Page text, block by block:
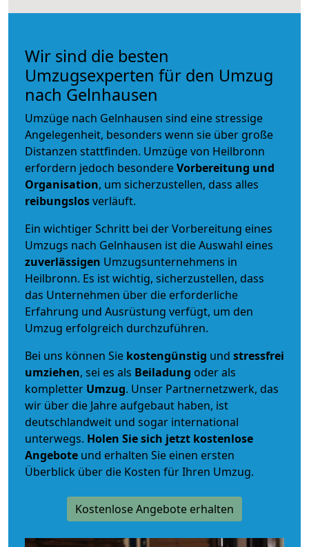
Wir sind die besten
Umzugsexperten für den Umzug
nach Gelnhausen
Umzüge nach Gelnhausen sind eine stressige
Angelegenheit, besonders wenn sie über große
Distanzen stattfinden. Umzüge von Heilbronn
erfordern jedoch besondereVorbereitung und
Organisation, um sicherzustellen, dass alles
reibungslosverläuft.
Ein wichtiger Schritt bei der Vorbereitung eines
Umzugs nach Gelnhausen ist die Auswahl eines
zuverlässigen Umzugsunternehmens in
Heilbronn. Es ist wichtig, sicherzustellen, dass
das Unternehmen über die erforderliche
Erfahrung und Ausrüstung verfügt, um den
Umzug erfolgreich durchzuführen.
Bei uns können Sie kostengünstig und stressfrei
umziehen, sei es als Beiladung oder als
kompletter Umzug. Unser Partnernetzwerk, das
wir über die Jahre aufgebaut haben, ist
deutschlandweit und sogar international
unterwegs. Holen Sie sich jetzt kostenlose
Angebote und erhalten Sie einen ersten
Überblick über die Kosten für Ihren Umzug.
Kostenlose Angebote erhalten